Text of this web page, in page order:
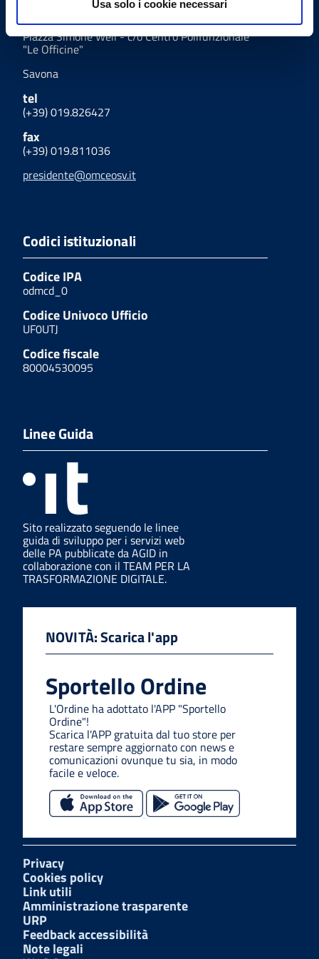
Usa solo i cookie necessari
Indirizzo
Piazza Simone Weil - c/o Centro Polifunzionale
"Le Officine"
Savona
tel
(+39) 019.826427
fax
(+39) 019.811036
presidente@omceosv.it
Codici istituzionali
Codice IPA
odmcd_0
Codice Univoco Ufficio
UF0UTJ
Codice fiscale
80004530095
Linee Guida
Sito realizzato seguendo le linee
guida di sviluppo per i servizi web
delle PA pubblicate da AGID in
collaborazione con il TEAM PER LA
TRASFORMAZIONE DIGITALE.
NOVITÀ: Scarica l'app
Sportello Ordine
L'Ordine ha adottato l'APP "Sportello
Ordine"!
Scarica l'APP gratuita dal tuo store per
restare sempre aggiornato con news e
comunicazioni ovunque tu sia, in modo
facile e veloce.
Privacy
Cookies policy
Link utili
Amministrazione trasparente
URP
Feedback accessibilità
Note legali